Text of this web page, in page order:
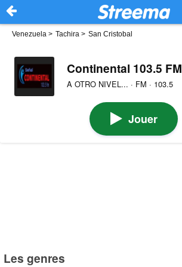
Venezuela > Tachira > San Cristobal
Continental 103.5 FM
A OTRO NIVEL... · FM · 103.5
Jouer
Les genres